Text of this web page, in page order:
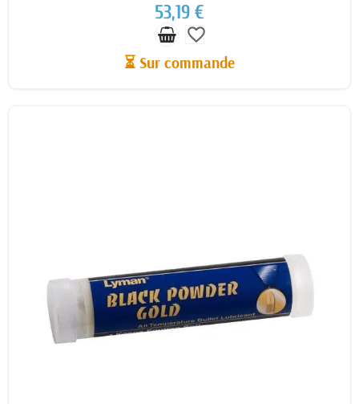
53,19 €
favorite_border
⏳ Sur commande